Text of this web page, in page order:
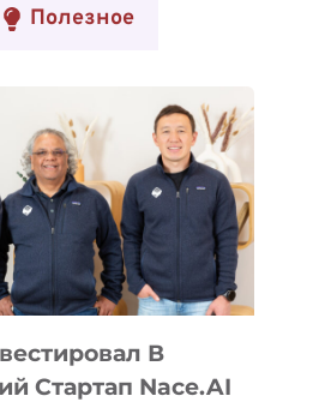
Полезное
В
Стартап Nace.AI